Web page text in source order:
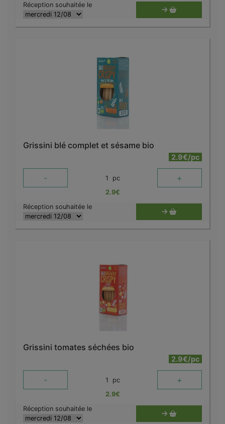
Réception souhaitée le
Grissini blé complet et sésame bio
2.9€/pc
- 1 pc +
2.9€
Réception souhaitée le
Grissini tomates séchées bio
2.9€/pc
- 1 pc +
2.9€
Réception souhaitée le